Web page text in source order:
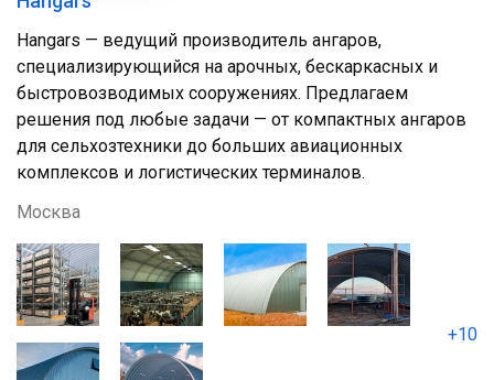
Hangars — ведущий производитель ангаров,
специализирующийся на арочных, бескаркасных и
быстровозводимых сооружениях. Предлагаем
решения под любые задачи — от компактных ангаров
для сельхозтехники до больших авиационных
комплексов и логистических терминалов.
Москва
+10